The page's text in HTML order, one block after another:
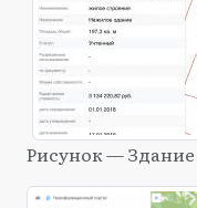
Рисунок — Здание